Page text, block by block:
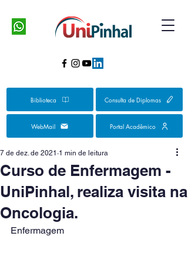
Biblioteca Consulta de Diplomas
WebMail Portal Acadêmico
Curso de Enfermagem -
UniPinhal, realiza visita na
Oncologia.
7 de dez. de 2021 1 min de leitura
Enfermagem